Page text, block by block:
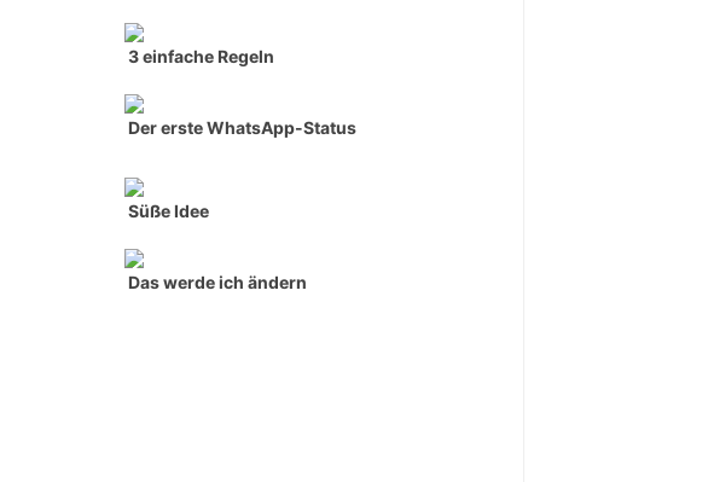
3 einfache Regeln
Der erste WhatsApp-Status
Süße Idee
Das werde ich ändern